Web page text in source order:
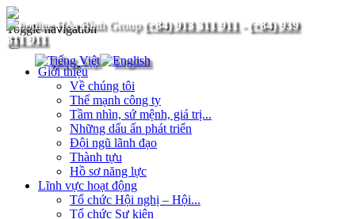
(+84) 913 311 911- (+84) 939
311 911
Toggle navigation
Giới thiệu
Về chúng tôi
Thế mạnh công ty
Tầm nhìn, sứ mệnh, giá trị...
Những dấu ấn phát triển
Đội ngũ lãnh đạo
Thành tựu
Hồ sơ năng lực
Lĩnh vực hoạt động
Tổ chức Hội nghị – Hội...
Tổ chức Sự kiện